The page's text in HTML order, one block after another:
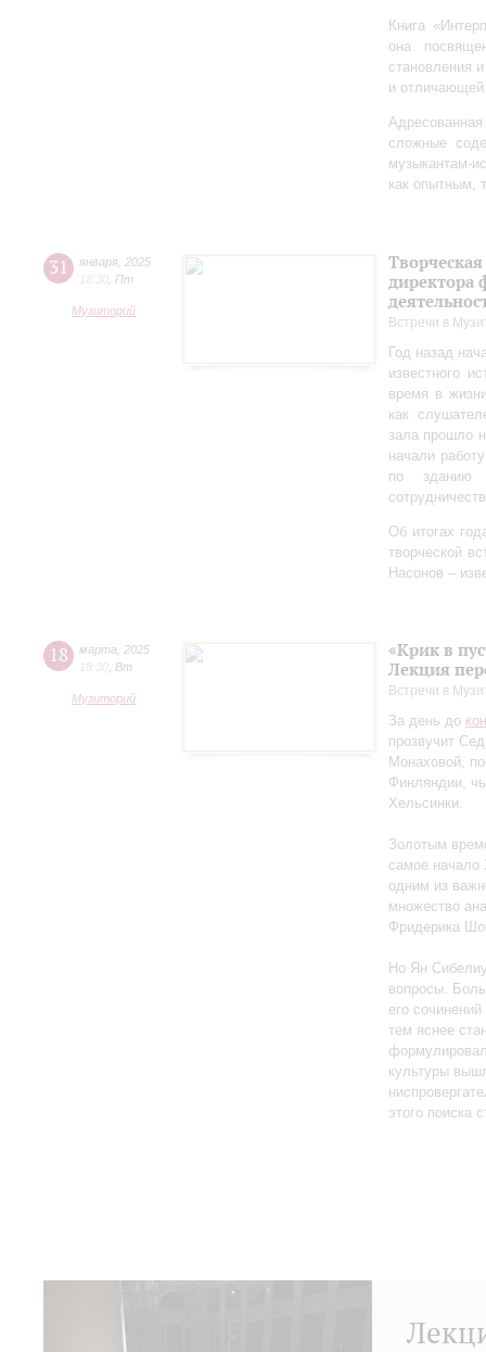
Книга
она
становления
и отличающей
сложные
музыкантам-
как опытным,
31 января 2025
18:30 Пт
Музиторий
директора
Встречи в
Год назад
известного
время в
как
зала прошло
начали
по зданию
Об итогах
творческой
Насонов –
18 марта
2025
18:30 Вт
Музиторий
«Крик в
Лекция
Встречи в
За день до
прозвучит
Монаховой,
Финляндии,
Хельсинки.
Золотым
самое начало
одним из
множество
Фридерика
Но Ян
вопросы.
его
тем яснее
культуры
этого поиска